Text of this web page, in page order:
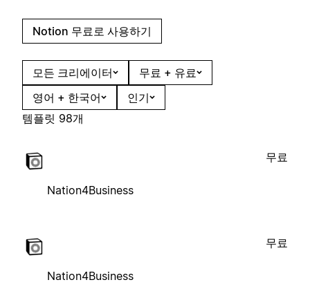
Notion 무료로 사용하기
모든 크리에이터
무료 + 유료
영어 + 한국어
인기
템플릿 98개
Nation4Business
무료
Nation4Business
무료